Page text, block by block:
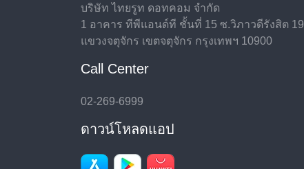
บริษัท ไทยรูท ดอทคอม จำกัด
1 อาคาร ทีพีแอนด์ที ชั้นที่ 15 ซ.วิภาวดีรังสิต 19
แขวงจตุจักร เขตจตุจักร กรุงเทพฯ 10900
Call Center
02-269-6999
ดาวน์โหลดแอป